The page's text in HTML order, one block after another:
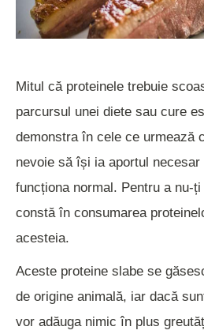
Mitul că proteinele trebuie
parcursul unei diete sau cure
demonstra în cele ce urmează
nevoie să își ia aportul
funcționa normal. Pentru a nu-
constă în consumarea
acesteia.
Aceste proteine slabe se
de origine animală, iar dacă
vor adăuga nimic în plus